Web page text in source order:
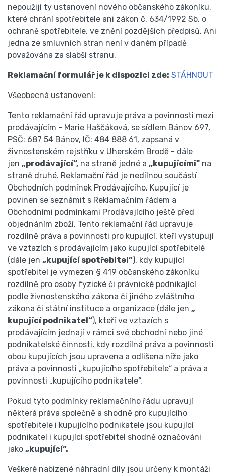
nepoužijí ty ustanovení nového občanského zákoníku,
které chrání spotřebitele ani zákon č. 634/1992 Sb. o
ochraně spotřebitele, ve znění pozdějších předpisů. Ani
jedna ze smluvních stran není v daném případě
považována za slabší stranu.
Reklamační formulář je k dispozici zde: STÁHNOUT
Všeobecná ustanovení:
Tento reklamační řád upravuje práva a povinnosti mezi
prodávajícím - Marie Haščáková, se sídlem Bánov 697,
PSČ: 687 54 Bánov, IČ: 484 888 61, zapsaná v
živnostenském rejstříku v Uherském Brodě - dále
jen „prodávající“, na straně jedné a ,,kupujícími" na
straně druhé. Reklamační řád je nedílnou součástí
Obchodních podmínek Prodávajícího. Kupující je
povinen se seznámit s Reklamačním řádem a
Obchodními podmínkami Prodávajícího ještě před
objednáním zboží. Tento reklamační řád upravuje
rozdílně práva a povinnosti pro kupující, kteří vystupují
ve vztazích s prodávajícím jako kupující spotřebitelé
(dále jen „kupující spotřebitel“), kdy kupující
spotřebitel je vymezen § 419 občanského zákoníku
rozdílně pro osoby fyzické či právnické podnikající
podle živnostenského zákona či jiného zvláštního
zákona či státní instituce a organizace (dále jen „
kupující podnikatel“), kteří ve vztazích s
prodávajícím jednají v rámci své obchodní nebo jiné
podnikatelské činnosti, kdy rozdílná práva a povinnosti
obou kupujících jsou upravena a odlišena níže jako
práva a povinnosti „kupujícího spotřebitele“ a práva a
povinnosti „kupujícího podnikatele“.
Pokud tyto podmínky reklamačního řádu upravují
některá práva společně a shodně pro kupujícího
spotřebitele i kupujícího podnikatele jsou kupující
podnikatel i kupující spotřebitel shodně označováni
jako „kupující“.
Veškeré nabízené náhradní díly jsou určeny k montáži